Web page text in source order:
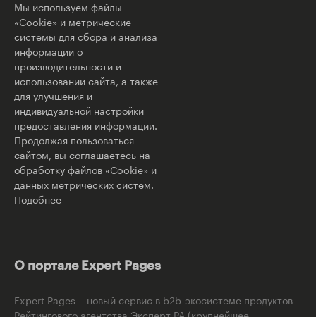
Мы используем файлы
«Cookie» и метрические
системы для сбора и анализа
информации о
производительности и
использовании сайта, а также
для улучшения и
индивидуальной настройки
предоставления информации.
Продолжая пользоваться
сайтом, вы соглашаетесь на
обработку файлов «Cookie» и
данных метрических систем.
Подобнее
О портале Expert Pages
Expert Pages – новый сервис в b2b-экосистеме продуктов